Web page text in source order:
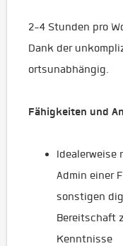
2-4 Stunden pro
Dank der
ortsunabhängig.
Fähigkeiten und
Idealerweise
Admin einer
sonstigen
Bereitschaft
Kenntnisse